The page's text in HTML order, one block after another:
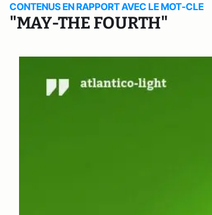
CONTENUS EN RAPPORT AVEC LE MOT-CLE
"MAY-THE FOURTH"